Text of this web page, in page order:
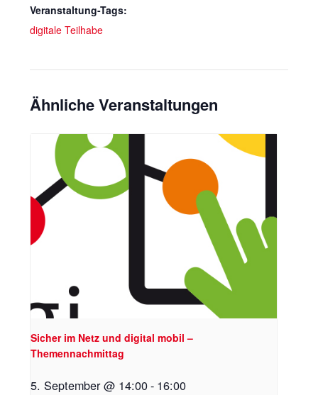
Veranstaltung-Tags:
digitale Teilhabe
Ähnliche Veranstaltungen
Sicher im Netz und digital mobil –
Themennachmittag
5. September @ 14:00- 16:00